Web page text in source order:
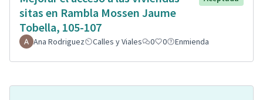
sitas en Rambla Mossen Jaume
Tobella, 105-107
Ana Rodriguez Calles y Viales 0 0 Enmienda